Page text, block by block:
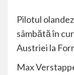
Pilotul olandez
sâmbătă în
Austriei la
Max